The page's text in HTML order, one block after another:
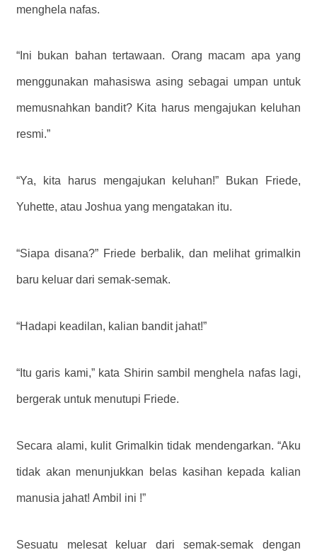
menghela nafas.
“Ini bukan bahan tertawaan. Orang macam apa yang
menggunakan mahasiswa asing sebagai umpan untuk
memusnahkan bandit? Kita harus mengajukan keluhan
resmi.”
“Ya, kita harus mengajukan keluhan!” Bukan Friede,
Yuhette, atau Joshua yang mengatakan itu.
“Siapa disana?” Friede berbalik, dan melihat grimalkin
baru keluar dari semak-semak.
“Hadapi keadilan, kalian bandit jahat!”
“Itu garis kami,” kata Shirin sambil menghela nafas lagi,
bergerak untuk menutupi Friede.
Secara alami, kulit Grimalkin tidak mendengarkan. “Aku
tidak akan menunjukkan belas kasihan kepada kalian
manusia jahat! Ambil ini !”
Sesuatu melesat keluar dari semak-semak dengan